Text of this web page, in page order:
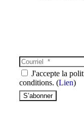
J'accepte la
conditions. (Lien)